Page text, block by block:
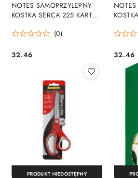
NOTES SAMOPRZYLEPNY
KOSTKA SERCA 225 KARTEK
(0)
Cena:
32.46 Cena:
32.46
PRODUKT NIEDOSTĘPNY